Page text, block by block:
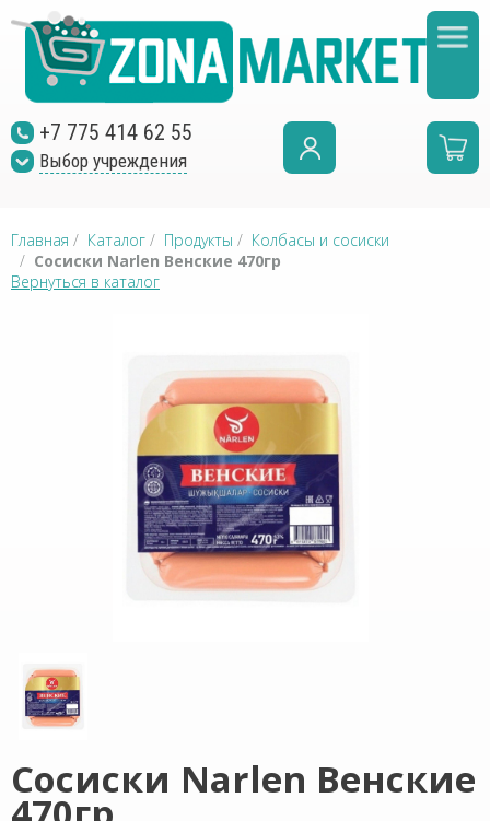
+7 775 414 62 55
Выбор учреждения
Главная / Каталог / Продукты / Колбасы и сосиски
/ Сосиски Narlen Венские 470гр
Вернуться в каталог
Сосиски Narlen Венские